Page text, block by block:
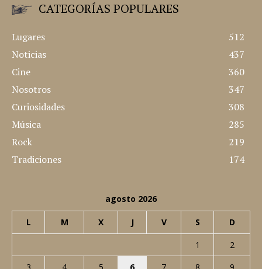
CATEGORÍAS POPULARES
Lugares
512
Noticias
437
Cine
360
Nosotros
347
Curiosidades
308
Música
285
Rock
219
Tradiciones
174
agosto 2026
L M X J V S D
1
2